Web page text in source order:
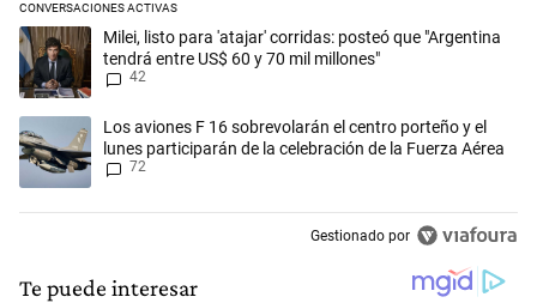
CONVERSACIONES ACTIVAS
Este listado muestra los artículos con más comentarios en los
Un artículo de tendencia con el título "Milei, listo para 'atajar'
Milei, listo para 'atajar' corridas: posteó que "Argentina
tendrá entre US$ 60 y 70 mil millones"
42
Un artículo de tendencia con el título "Los aviones F 16 sobrevolarán
Los aviones F 16 sobrevolarán el centro porteño y el
lunes participarán de la celebración de la Fuerza Aérea
72
Gestionado por